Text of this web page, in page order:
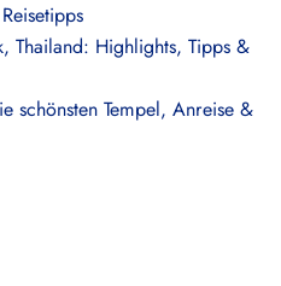
Thailand: Highlights, Tipps &
schönsten Tempel, Anreise &